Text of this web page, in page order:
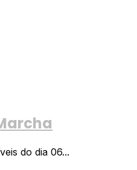
do dia 06...